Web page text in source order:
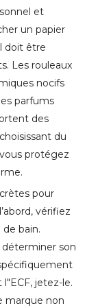
et
un papier
doit être
Les rouleaux
nocifs
parfums
des
du
protégez
pour
vérifiez
bain.
son
l"ECF, jetez-le.
marque non